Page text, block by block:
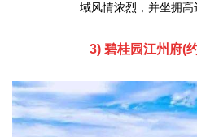
域风情浓烈，并坐拥高
3) 碧桂园江州府(